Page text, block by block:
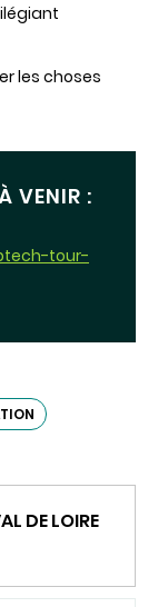
les choses
VENIR :
tour-
DE LOIRE